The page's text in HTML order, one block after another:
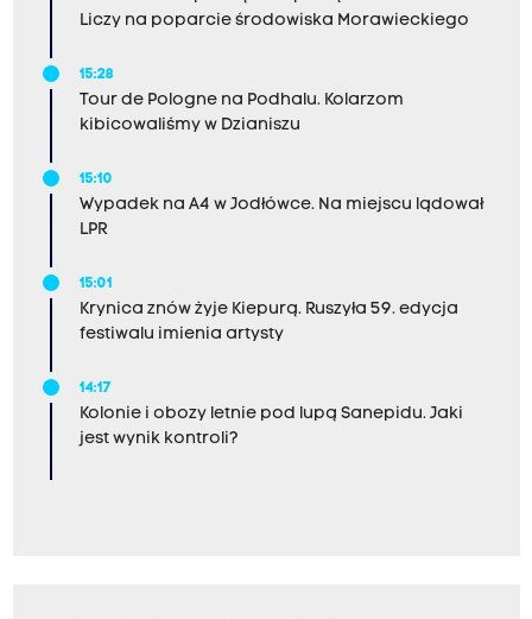
Liczy na poparcie środowiska Morawieckiego
15:28
Tour de Pologne na Podhalu. Kolarzom
kibicowaliśmy w Dzianiszu
15:10
Wypadek na A4 w Jodłówce. Na miejscu lądował
LPR
15:01
Krynica znów żyje Kiepurą. Ruszyła 59. edycja
festiwalu imienia artysty
14:17
Kolonie i obozy letnie pod lupą Sanepidu. Jaki
jest wynik kontroli?